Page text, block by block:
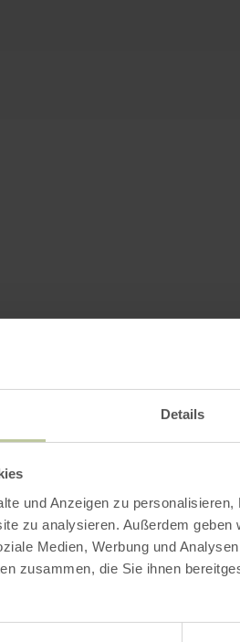
Details
und Anzeigen zu
zu analysieren. Außerdem
Medien, Werbung und
zusammen, die Sie ihnen